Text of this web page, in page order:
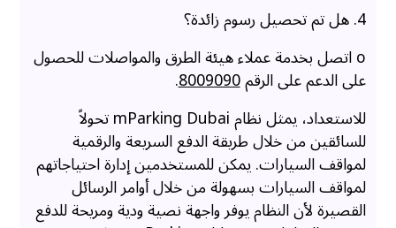
4. هل تم تحصيل رسوم زائدة؟
o اتصل بخدمة عملاء هيئة الطرق والمواصلات للحصول
على الدعم على الرقم8009090
.
للاستعداد، يمثل نظام mParking Dubai تحولاً
للسائقين من خلال طريقة الدفع السريعة والرقمية
لمواقف السيارات. يمكن للمستخدمين إدارة احتياجاتهم
لمواقف السيارات بسهولة من خلال أوامر الرسائل
القصيرة لأن النظام يوفر واجهة نصية ودية ومريحة للدفع